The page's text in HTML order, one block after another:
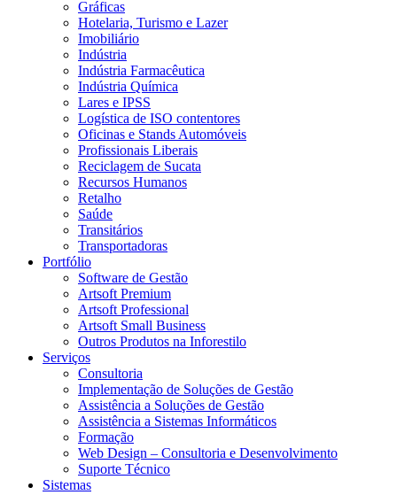
Gráficas
Hotelaria, Turismo e Lazer
Imobiliário
Indústria
Indústria Farmacêutica
Indústria Química
Lares e IPSS
Logística de ISO contentores
Oficinas e Stands Automóveis
Profissionais Liberais
Reciclagem de Sucata
Recursos Humanos
Retalho
Saúde
Transitários
Transportadoras
Portfólio
Software de Gestão
Artsoft Premium
Artsoft Professional
Artsoft Small Business
Outros Produtos na Inforestilo
Serviços
Consultoria
Implementação de Soluções de Gestão
Assistência a Soluções de Gestão
Assistência a Sistemas Informáticos
Formação
Web Design – Consultoria e Desenvolvimento
Suporte Técnico
Sistemas